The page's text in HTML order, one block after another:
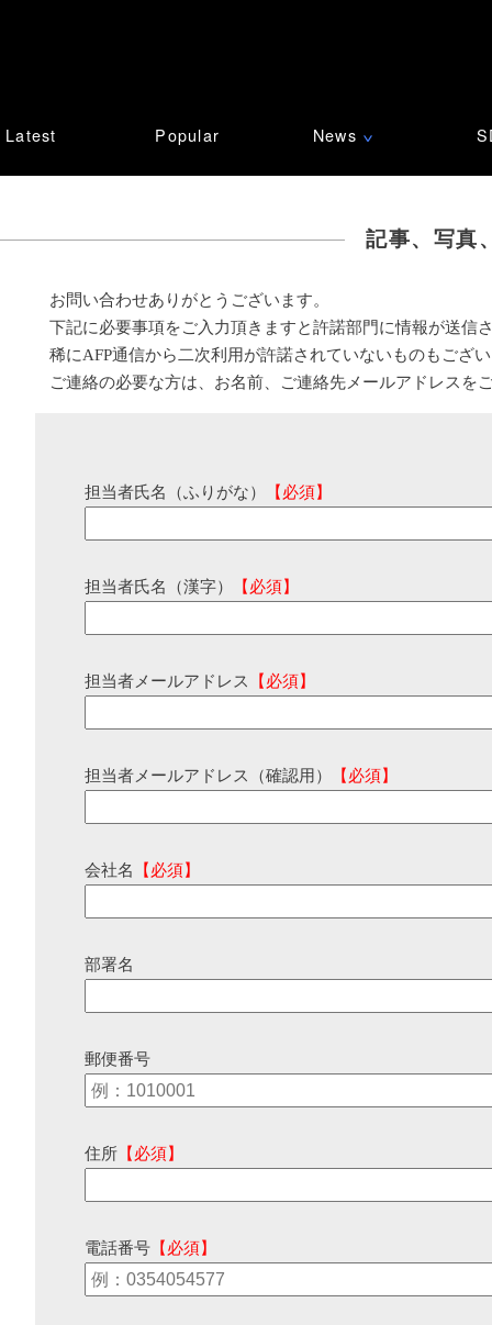
Latest Popular News ∨
記事、写真
お問い合わせありがとうございます。
下記に必要事項をご入力頂きますと許諾部門に情報が送信
稀にAFP通信から二次利用が許諾されていないものもござ
ご連絡の必要な方は、お名前、ご連絡先メールアドレスを
担当者氏名（ふりがな） 【必須】
担当者氏名（漢字） 【必須】
担当者メールアドレス 【必須】
担当者メールアドレス（確認用） 【必須】
会社名 【必須】
部署名
郵便番号
住所 【必須】
電話番号 【必須】